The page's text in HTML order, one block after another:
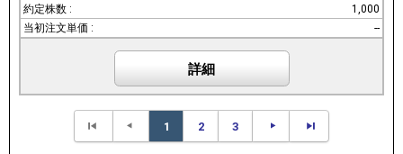
1,000
--
詳細
1 2 3